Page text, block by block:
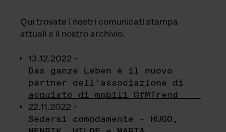
Qui trovate i nostri comunicati stampa
attuali e il nostro archivio.
13.12.2022 -
Das ganze Leben è il nuovo
partner dell’associazione di
acquisto di mobili GfMTrend
22.11.2022 -
Sedersi comodamente – HUGO,